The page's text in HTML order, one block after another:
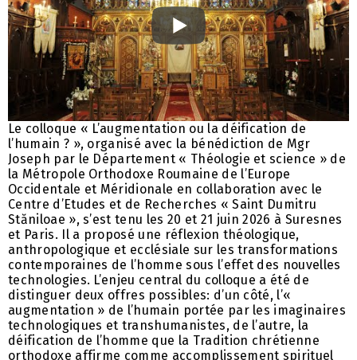
Le colloque « L’augmentation ou la déification de
l’humain ? », organisé avec la bénédiction de Mgr
Joseph par le Département « Théologie et science » de
la Métropole Orthodoxe Roumaine de l’Europe
Occidentale et Méridionale en collaboration avec le
Centre d’Etudes et de Recherches « Saint Dumitru
Stăniloae », s’est tenu les 20 et 21 juin 2026 à Suresnes
et Paris. Il a proposé une réflexion théologique,
anthropologique et ecclésiale sur les transformations
contemporaines de l’homme sous l’effet des nouvelles
technologies. L’enjeu central du colloque a été de
distinguer deux offres possibles: d’un côté, l’«
augmentation » de l’humain portée par les imaginaires
technologiques et transhumanistes, de l’autre, la
déification de l’homme que la Tradition chrétienne
orthodoxe affirme comme accomplissement spirituel